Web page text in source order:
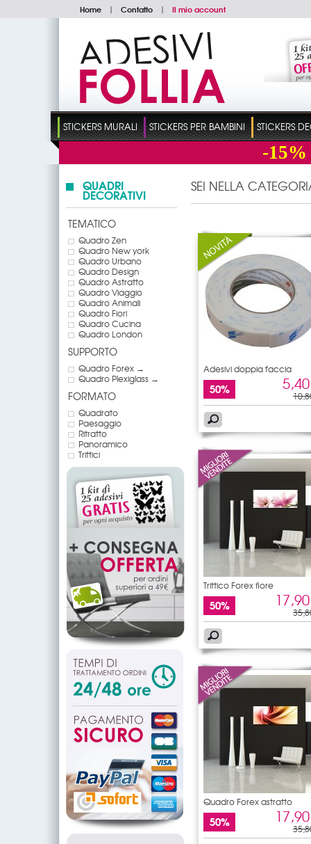
Home | Contatto | Il mio account
STICKERS MURALI STICKERS PER BAMBINI STICKERS
-15%
QUADRI
DECORATIVI
TEMATICO
Quadro Zen
Quadro New york
Quadro Urbano
Quadro Design
Quadro Astratto
Quadro Viaggio
Quadro Animali
Quadro Fiori
Quadro Cucina
Quadro London
SUPPORTO
Quadro Forex →
Quadro Plexiglass →
FORMATO
Quadrato
Paesaggio
Ritratto
Panoramico
Trittici
SEI NELLA
Adesivi doppia faccia
50%
Trittico Forex fiore
50%
Quadro Forex astratto
50%